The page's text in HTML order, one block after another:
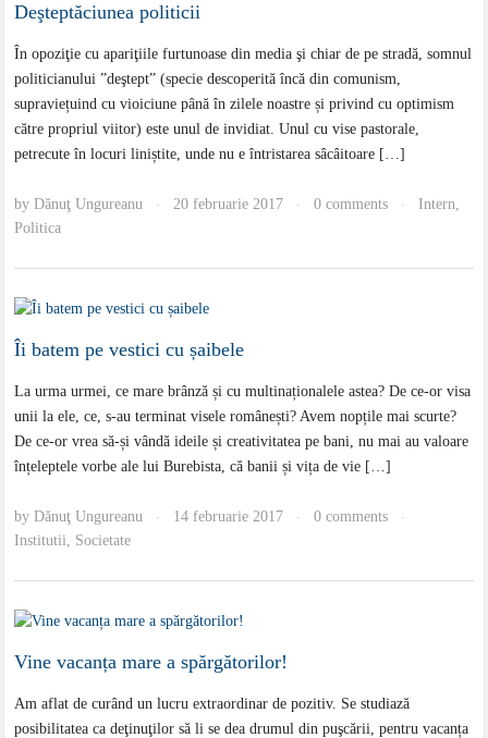
Deşteptăciunea politicii
În opoziţie cu apariţiile furtunoase din media şi chiar de pe stradă, somnul
politicianului ”deştept” (specie descoperită încă din comunism,
supraviețuind cu vioiciune până în zilele noastre și privind cu optimism
către propriul viitor) este unul de invidiat. Unul cu vise pastorale,
petrecute în locuri liniștite, unde nu e întristarea sâcâitoare […]
byDănuţ Ungureanu · 20 februarie 2017 · 0 comments · Intern,
Politica
Îi batem pe vestici cu șaibele
La urma urmei, ce mare brânză și cu multinaționalele astea? De ce-or visa
unii la ele, ce, s-au terminat visele românești? Avem nopțile mai scurte?
De ce-or vrea să-și vândă ideile și creativitatea pe bani, nu mai au valoare
înțeleptele vorbe ale lui Burebista, că banii și vița de vie […]
byDănuţ Ungureanu · 14 februarie 2017 · 0 comments ·
Institutii, Societate
Vine vacanța mare a spărgătorilor!
Am aflat de curând un lucru extraordinar de pozitiv. Se studiază
posibilitatea ca deţinuţilor să li se dea drumul din puşcării, pentru vacanța